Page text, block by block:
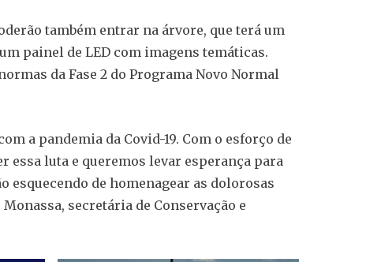
também entrar na árvore, que terá um
painel de LED com imagens temáticas.
da Fase 2 do Programa Novo Normal
a pandemia da Covid-19. Com o esforço de
essa luta e queremos levar esperança para
esquecendo de homenagear as dolorosas
secretária de Conservação e